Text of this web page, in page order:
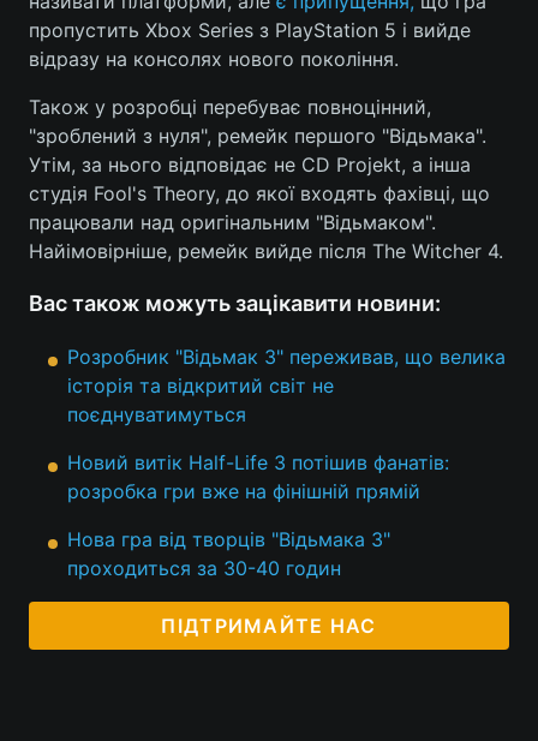
пропустить Xbox Series з PlayStation 5 і вийде
відразу на консолях нового покоління.
Також у розробці перебуває повноцінний,
"зроблений з нуля", ремейк першого "Відьмака".
Утім, за нього відповідає не CD Projekt, а інша
студія Fool's Theory, до якої входять фахівці, що
працювали над оригінальним "Відьмаком".
Найімовірніше, ремейк вийде після The Witcher 4.
Вас також можуть зацікавити новини:
Розробник "Відьмак 3" переживав, що велика
історія та відкритий світ не
поєднуватимуться
Новий витік Half-Life 3 потішив фанатів:
розробка гри вже на фінішній прямій
Нова гра від творців "Відьмака 3"
проходиться за 30-40 годин
ПІДТРИМАЙТЕ НАС